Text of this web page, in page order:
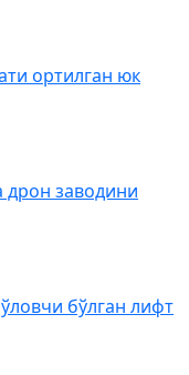
ортилган юк
дрон заводини
бўлган лифт